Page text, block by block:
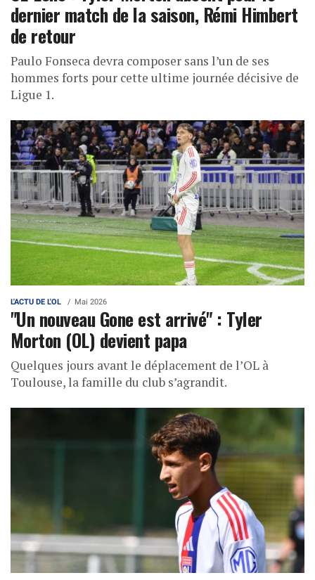
dernier match de la saison, Rémi Himbert
de retour
Paulo Fonseca devra composer sans l’un de ses
hommes forts pour cette ultime journée décisive de
Ligue 1.
L'ACTU DE L'OL Mai 2026
"Un nouveau Gone est arrivé" : Tyler
Morton (OL) devient papa
Quelques jours avant le déplacement de l’OL à
Toulouse, la famille du club s’agrandit.